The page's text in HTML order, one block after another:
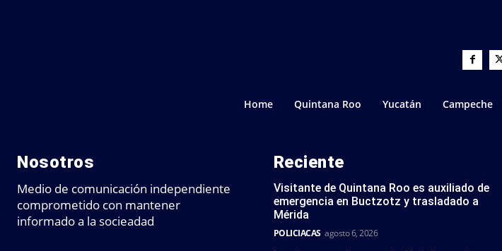
Home Quintana Roo Yucatán Campeche
Nosotros
Medio de comunicación independiente
comprometido con mantener
informado a la socieadad
Reciente
Visitante de Quintana Roo es auxiliado de
emergencia en Buctzotz y trasladado a
Mérida
POLICIACAS agosto 6, 2026